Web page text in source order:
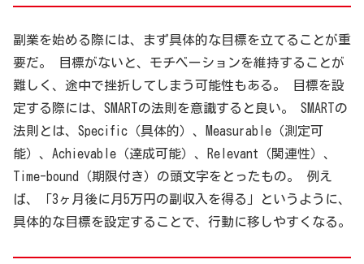
副業を始める際には、まず具体的な目標を立てることが重
要だ。 目標がないと、モチベーションを維持することが
難しく、途中で挫折してしまう可能性もある。 目標を設
定する際には、SMARTの法則を意識すると良い。 SMARTの
法則とは、Specific（具体的）、Measurable（測定可
能）、Achievable（達成可能）、Relevant（関連性）、
Time-bound（期限付き）の頭文字をとったもの。 例え
ば、「3ヶ月後に月5万円の副収入を得る」というように、
具体的な目標を設定することで、行動に移しやすくなる。